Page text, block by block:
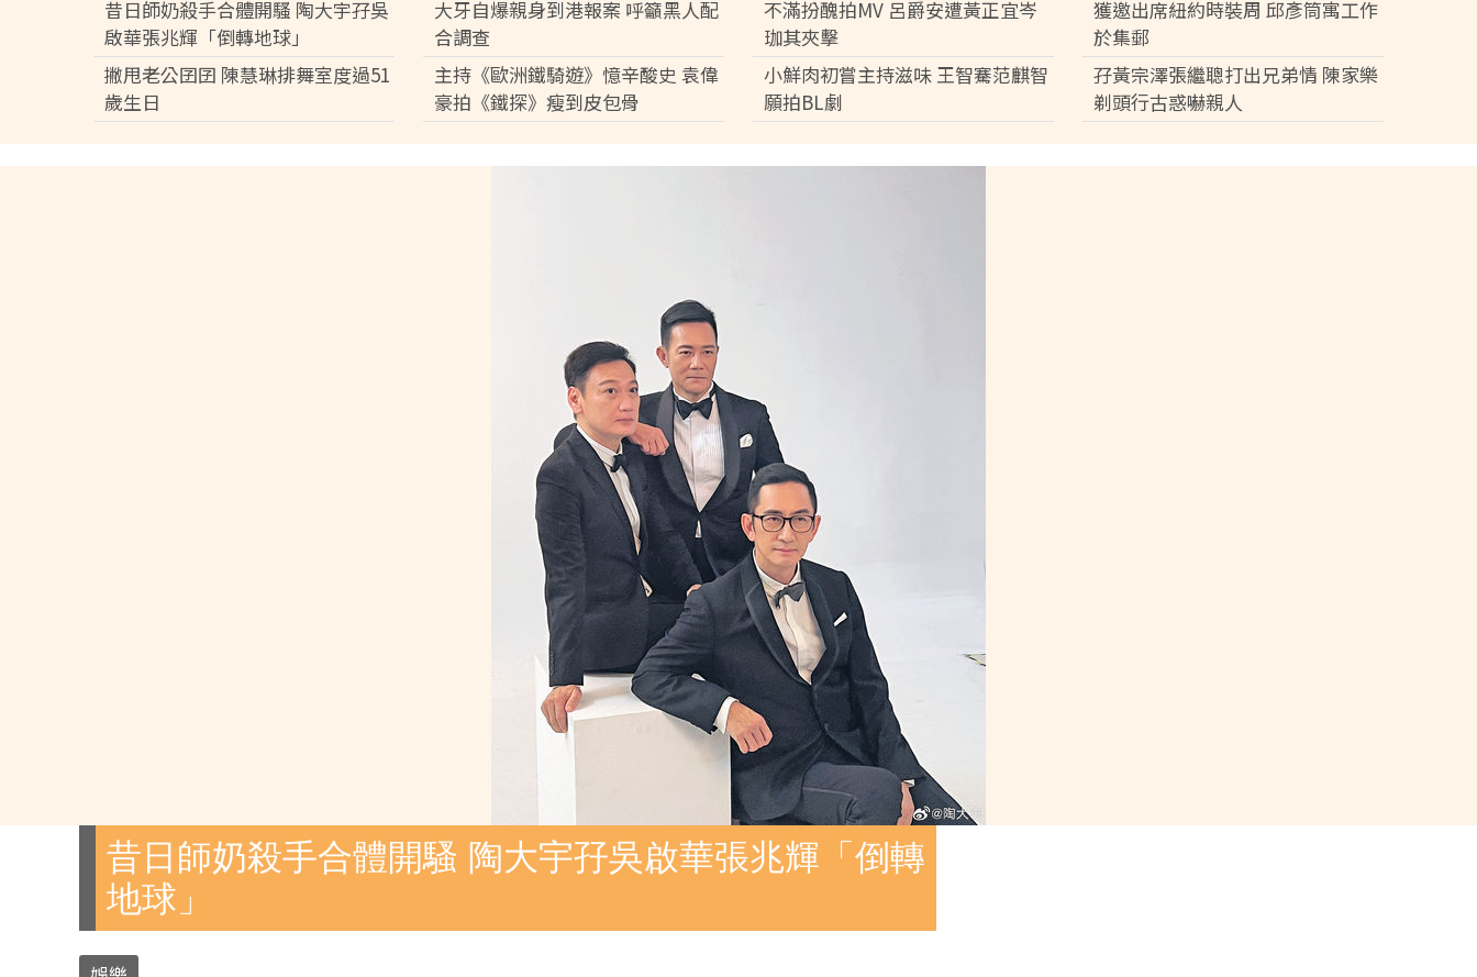
昔日師奶殺手合體開騷 陶大宇孖吳
啟華張兆輝「倒轉地球」
大牙自爆親身到港報案 呼籲黑人配
合調查
不滿扮醜拍MV 呂爵安遭黃正宜岑
珈其夾擊
獲邀出席紐約時裝周 邱彥筒寓工作
於集郵
撇甩老公囝囝 陳慧琳排舞室度過51
歲生日
主持《歐洲鐵騎遊》憶辛酸史 袁偉
豪拍《鐵探》瘦到皮包骨
小鮮肉初嘗主持滋味 王智騫范麒智
願拍BL劇
孖黃宗澤張繼聰打出兄弟情 陳家樂
剃頭行古惑嚇親人
昔日師奶殺手合體開騷 陶大宇孖吳啟華張兆輝「倒轉
地球」